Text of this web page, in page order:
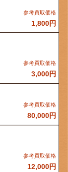
1,800円
3,000円
80,000円
12,000円